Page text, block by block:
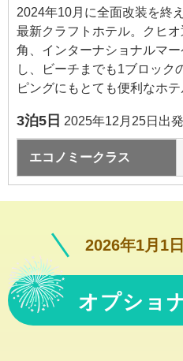
2024年10月に全面改装を終
最新クラフトホテル。クヒ
角、インターナショナルマ
し、ビーチまでも1ブロック
ピングにもとても便利なホテ
3泊5日 2025年12月25日出
エコノミークラス
2026年1月1日
オプショ